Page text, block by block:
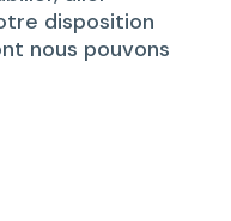
disposition
nous pouvons